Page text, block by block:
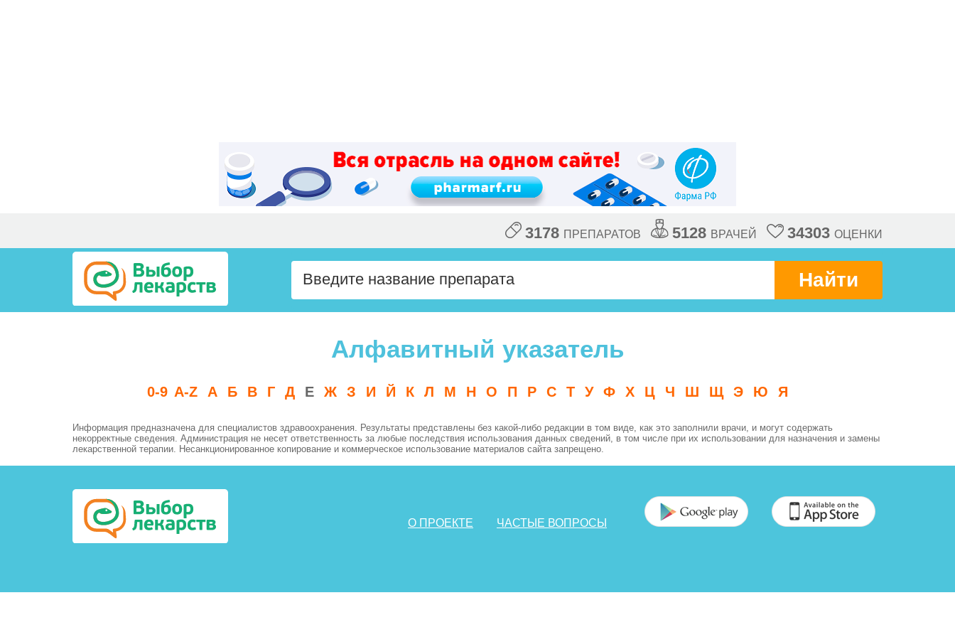
3178 ПРЕПАРАТОВ 5128 ВРАЧЕЙ 34303 ОЦЕНКИ
Найти
Алфавитный указатель
0-9 A-Z А Б В Г Д Е Ж З И Й К Л М Н О П Р С Т У Ф Х Ц Ч Ш Щ Э Ю Я
Информация предназначена для специалистов здравоохранения. Результаты представлены без какой-либо редакции в том виде, как это заполнили врачи, и могут содержать
некорректные сведения. Администрация не несет ответственность за любые последствия использования данных сведений, в том числе при их использовании для назначения и замены
лекарственной терапии. Несанкционированное копирование и коммерческое использование материалов сайта запрещено.
О ПРОЕКТЕ ЧАСТЫЕ ВОПРОСЫ